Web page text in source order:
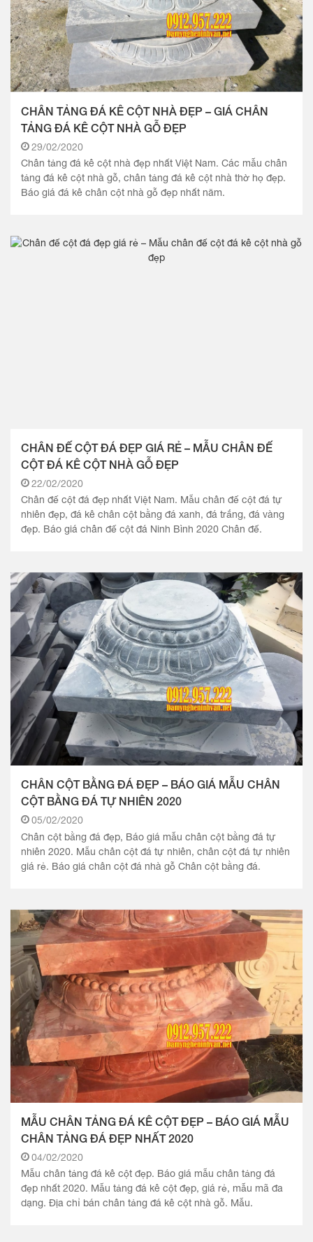
CHÂN TẢNG ĐÁ KÊ CỘT NHÀ ĐẸP – GIÁ CHÂN
TẢNG ĐÁ KÊ CỘT NHÀ GỖ ĐẸP
29/02/2020
Chân tảng đá kê cột nhà đẹp nhất Việt Nam. Các mẫu chân
tảng đá kê cột nhà gỗ, chân tảng đá kê cột nhà thờ họ đẹp.
Báo giá đá kê chân cột nhà gỗ đẹp nhất năm.
CHÂN ĐẾ CỘT ĐÁ ĐẸP GIÁ RẺ – MẪU CHÂN ĐẾ
CỘT ĐÁ KÊ CỘT NHÀ GỖ ĐẸP
22/02/2020
Chân đế cột đá đẹp nhất Việt Nam. Mẫu chân đế cột đá tự
nhiên đẹp, đá kê chân cột bằng đá xanh, đá trắng, đá vàng
đẹp. Báo giá chân đế cột đá Ninh Bình 2020 Chân đế.
CHÂN CỘT BẰNG ĐÁ ĐẸP – BÁO GIÁ MẪU CHÂN
CỘT BẰNG ĐÁ TỰ NHIÊN 2020
05/02/2020
Chân cột bằng đá đẹp, Báo giá mẫu chân cột bằng đá tự
nhiên 2020. Mẫu chân cột đá tự nhiên, chân cột đá tự nhiên
giá rẻ. Báo giá chân cột đá nhà gỗ Chân cột bằng đá.
MẪU CHÂN TẢNG ĐÁ KÊ CỘT ĐẸP – BÁO GIÁ MẪU
CHÂN TẢNG ĐÁ ĐẸP NHẤT 2020
04/02/2020
Mẫu chân tảng đá kê cột đẹp. Báo giá mẫu chân tảng đá
đẹp nhất 2020. Mẫu tảng đá kê cột đẹp, giá rẻ, mẫu mã đa
dạng. Địa chỉ bán chân tảng đá kê cột nhà gỗ. Mẫu.